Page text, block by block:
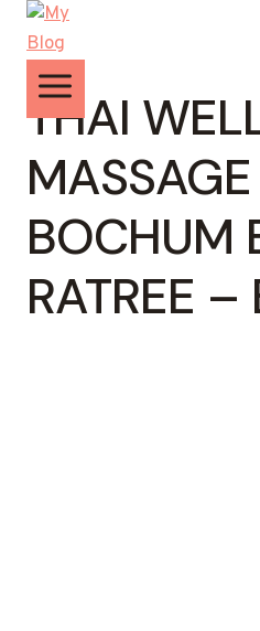
Zum
Inhalt
springen
THAI
BOCHUM
RATREE